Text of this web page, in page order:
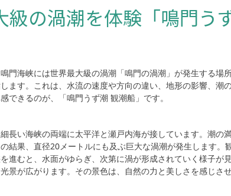
級の渦潮を体験「鳴門う
門海峡には世界最大級の渦潮「鳴門の渦潮」が発生する
ます。これは、水流の速度や方向の違い、地形の影響、
できるのが、「鳴門うず潮 観潮船」です。
長い海峡の両端に太平洋と瀬戸内海が接しています。潮
結果、直径20メートルにも及ぶ巨大な渦潮が発生します
進むと、水面がゆらぎ、次第に渦が形成されていく様子
景が広がります。その景色は、自然の力と美しさを感じさ